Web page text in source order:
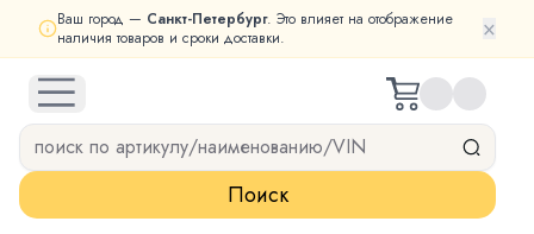
Ваш город — Санкт-Петербург. Это влияет на отображение
наличия товаров и сроки доставки.
×
open navigation menu
Поиск